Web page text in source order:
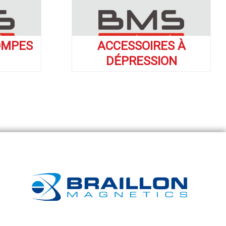
ACCESSOIRES À
DÉPRESSION